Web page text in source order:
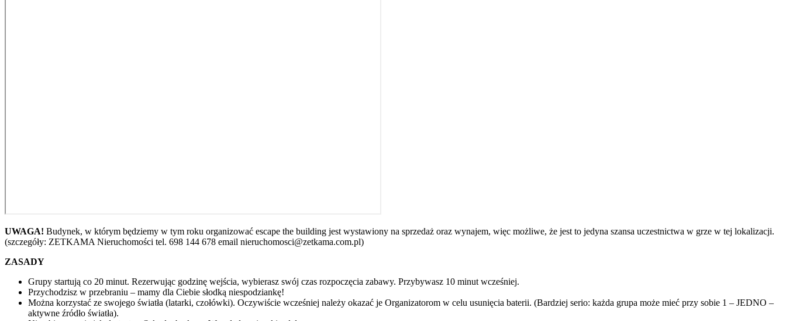
UWAGA! Budynek, w którym będziemy w tym roku organizować escape the building jest wystawiony na sprzedaż oraz wynajem, więc możliwe, że jest to jedyna szansa uczestnictwa w grze w tej lokalizacji.
(szczegóły: ZETKAMA Nieruchomości tel. 698 144 678 email nieruchomosci@zetkama.com.pl)
ZASADY
Grupy startują co 20 minut. Rezerwując godzinę wejścia, wybierasz swój czas rozpoczęcia zabawy. Przybywasz 10 minut wcześniej.
Przychodzisz w przebraniu – mamy dla Ciebie słodką niespodziankę!
Można korzystać ze swojego światła (latarki, czołówki). Oczywiście wcześniej należy okazać je Organizatorom w celu usunięcia baterii. (Bardziej serio: każda grupa może mieć przy sobie 1 – JEDNO –
aktywne źródło światła).